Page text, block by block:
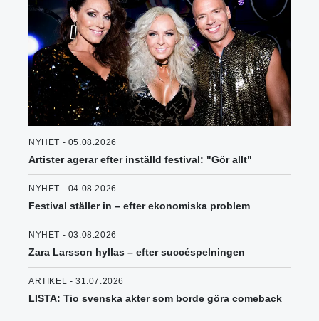
NYHET - 05.08.2026
Artister agerar efter inställd festival: "Gör allt"
NYHET - 04.08.2026
Festival ställer in – efter ekonomiska problem
NYHET - 03.08.2026
Zara Larsson hyllas – efter succéspelningen
ARTIKEL - 31.07.2026
LISTA: Tio svenska akter som borde göra comeback